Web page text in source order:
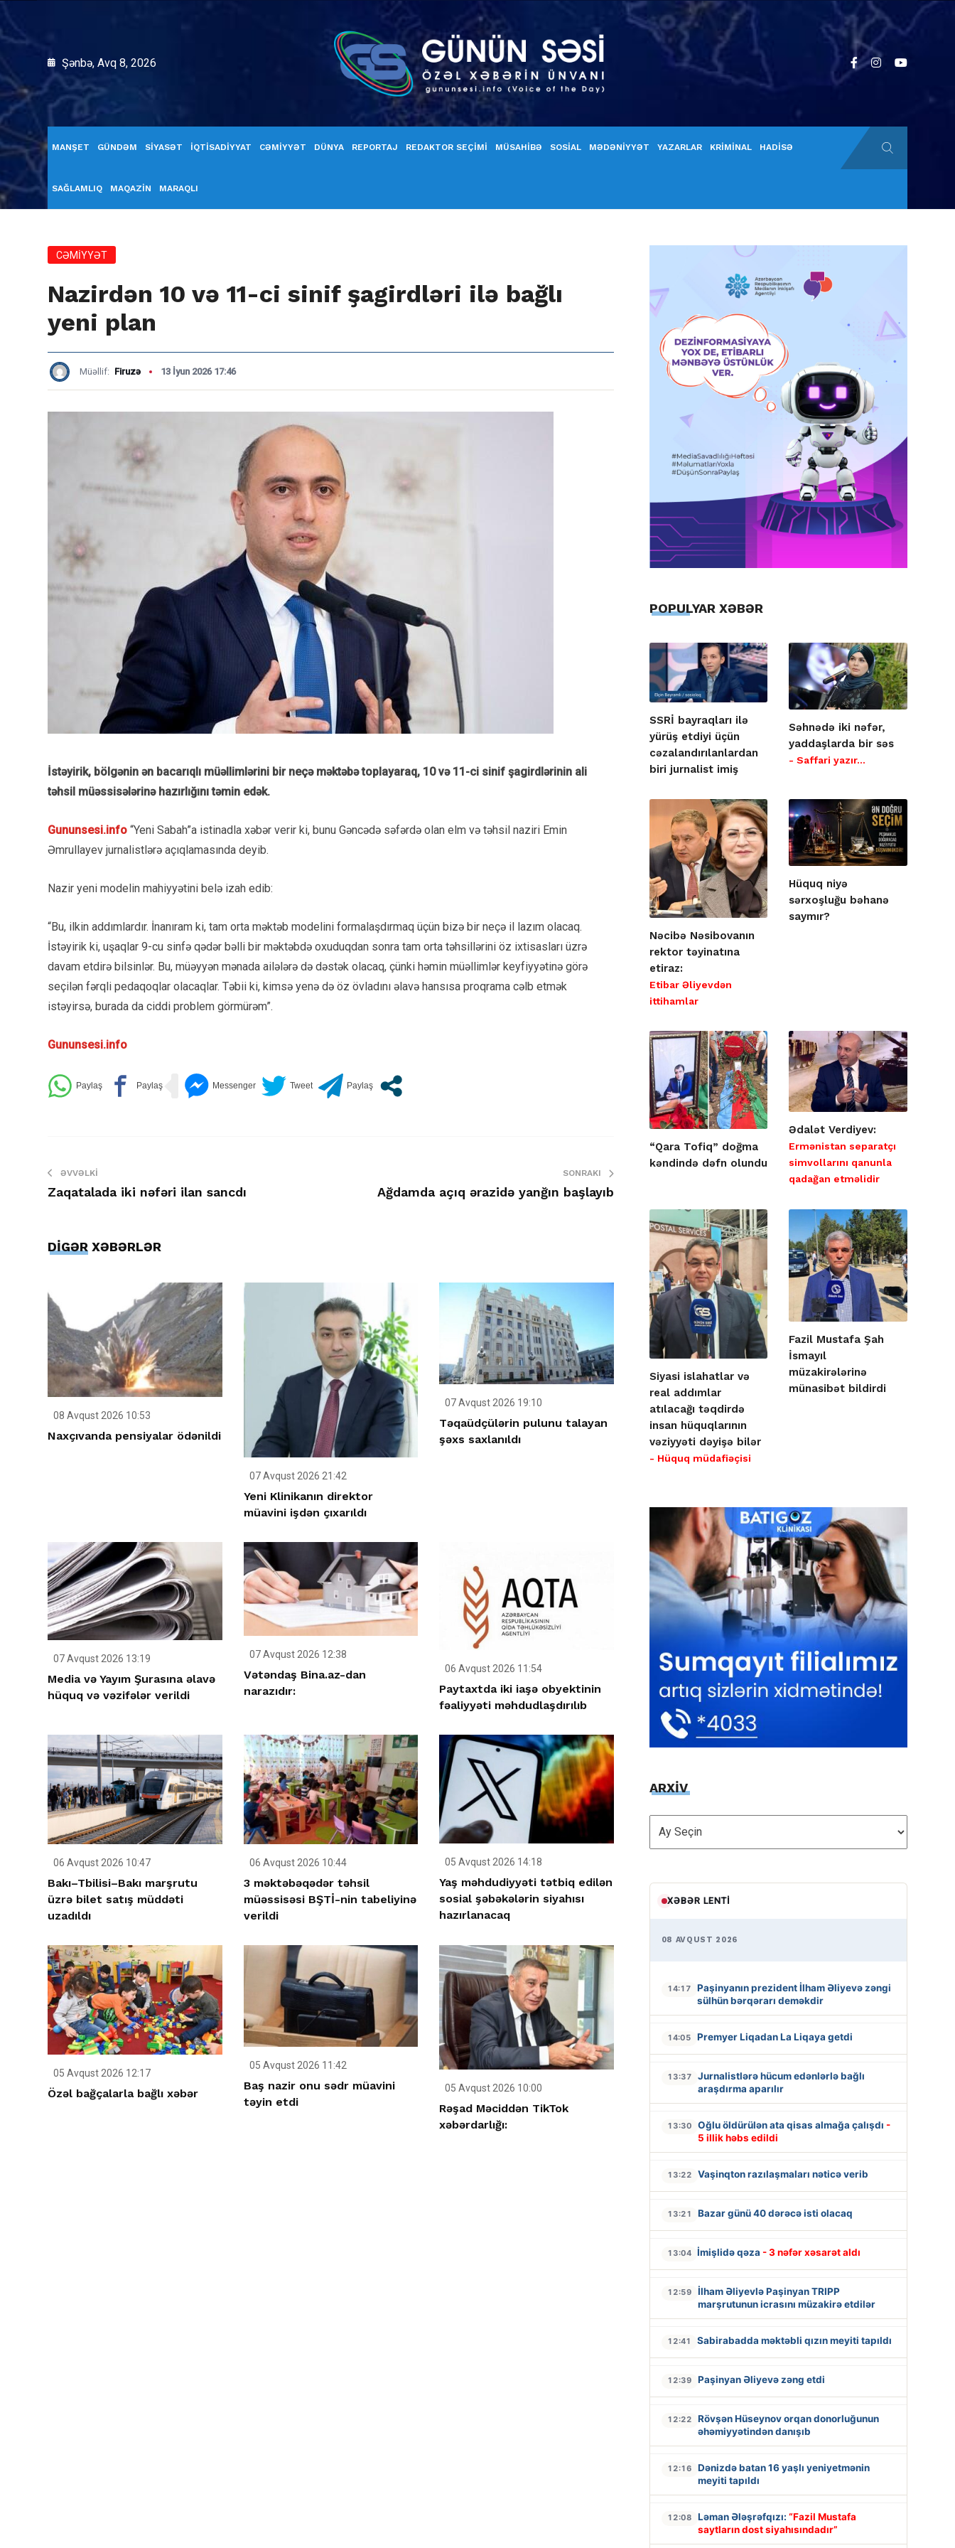
Şənbə, Avq 8, 2026
MANŞET GÜNDƏM SİYASƏT İQTİSADİYYAT CƏMİYYƏT DÜNYA REPORTAJ REDAKTOR SEÇİMİ MÜSAHİBƏ SOSİAL MƏDƏNİYYƏT YAZARLAR KRİMİNAL HADİSƏ
SAĞLAMLIQ MAQAZİN MARAQLI
CƏMİYYƏT
Nazirdən 10 və 11-ci sinif şagirdləri ilə bağlı
yeni plan
Müəllif: Firuzə 13 İyun 2026 17:46
İstəyirik, bölgənin ən bacarıqlı müəllimlərini bir neçə məktəbə toplayaraq, 10 və 11-ci sinif şagirdlərinin ali
təhsil müəssisələrinə hazırlığını təmin edək.
Gununsesi.info “Yeni Sabah”a istinadla xəbər verir ki, bunu Gəncədə səfərdə olan elm və təhsil naziri Emin
Əmrullayev jurnalistlərə açıqlamasında deyib.
Nazir yeni modelin mahiyyətini belə izah edib:
“Bu, ilkin addımlardır. İnanıram ki, tam orta məktəb modelini formalaşdırmaq üçün bizə bir neçə il lazım olacaq.
İstəyirik ki, uşaqlar 9-cu sinfə qədər bəlli bir məktəbdə oxuduqdan sonra tam orta təhsillərini öz ixtisasları üzrə
davam etdirə bilsinlər. Bu, müəyyən mənada ailələrə də dəstək olacaq, çünki həmin müəllimlər keyfiyyətinə görə
seçilən fərqli pedaqoqlar olacaqlar. Təbii ki, kimsə yenə də öz övladını əlavə hansısa proqrama cəlb etmək
istəyirsə, burada da ciddi problem görmürəm”.
Gununsesi.info
ƏVVƏLKI
Zaqatalada iki nəfəri ilan sancdı
SONRAKI
Ağdamda açıq ərazidə yanğın başlayıb
DİGƏR XƏBƏRLƏR
08 Avqust 2026 10:53
Naxçıvanda pensiyalar ödənildi
07 Avqust 2026 21:42
Yeni Klinikanın direktor
müavini işdən çıxarıldı
07 Avqust 2026 19:10
Təqaüdçülərin pulunu talayan
şəxs saxlanıldı
07 Avqust 2026 13:19
Media və Yayım Şurasına əlavə
hüquq və vəzifələr verildi
07 Avqust 2026 12:38
Vətəndaş Bina.az-dan
narazıdır:
06 Avqust 2026 11:54
Paytaxtda iki iaşə obyektinin
fəaliyyəti məhdudlaşdırılıb
06 Avqust 2026 10:47
Bakı–Tbilisi–Bakı marşrutu
üzrə bilet satış müddəti
uzadıldı
06 Avqust 2026 10:44
3 məktəbəqədər təhsil
müəssisəsi BŞTİ-nin tabeliyinə
verildi
05 Avqust 2026 14:18
Yaş məhdudiyyəti tətbiq edilən
sosial şəbəkələrin siyahısı
hazırlanacaq
05 Avqust 2026 12:17
Özəl bağçalarla bağlı xəbər
05 Avqust 2026 11:42
Baş nazir onu sədr müavini
təyin etdi
05 Avqust 2026 10:00
Rəşad Məciddən TikTok
xəbərdarlığı:
POPULYAR XƏBƏR
SSRİ bayraqları ilə
yürüş etdiyi üçün
cəzalandırılanlardan
biri jurnalist imiş
Səhnədə iki nəfər,
yaddaşlarda bir səs
- Saffari yazır…
Nəcibə Nəsibovanın
rektor təyinatına
etiraz:
Etibar Əliyevdən
ittihamlar
Hüquq niyə
sərxoşluğu bəhanə
saymır?
“Qara Tofiq” doğma
kəndində dəfn olundu
Ədalət Verdiyev:
Ermənistan separatçı
simvollarını qanunla
qadağan etməlidir
Siyasi islahatlar və
real addımlar
atılacağı təqdirdə
insan hüquqlarının
vəziyyəti dəyişə bilər
- Hüquq müdafiəçisi
Fazil Mustafa Şah
İsmayıl
müzakirələrinə
münasibət bildirdi
ARXİV
ARXİV
XƏBƏR LENTI
08 AVQUST 2026
14:17
Paşinyanın prezident İlham Əliyevə zəngi
sülhün bərqərarı deməkdir
14:05 Premyer Liqadan La Liqaya getdi
13:37
Jurnalistlərə hücum edənlərlə bağlı
araşdırma aparılır
13:30 Oğlu öldürülən ata qisas almağa çalışdı -
5 illik həbs edildi
13:22 Vaşinqton razılaşmaları nəticə verib
13:21 Bazar günü 40 dərəcə isti olacaq
13:04 İmişlidə qəza - 3 nəfər xəsarət aldı
12:59
İlham Əliyevlə Paşinyan TRIPP
marşrutunun icrasını müzakirə etdilər
12:41 Sabirabadda məktəbli qızın meyiti tapıldı
12:39 Paşinyan Əliyevə zəng etdi
12:22
Rövşən Hüseynov orqan donorluğunun
əhəmiyyətindən danışıb
12:16
Dənizdə batan 16 yaşlı yeniyetmənin
meyiti tapıldı
12:08 Ləman Ələşrəfqızı: “Fazil Mustafa
saytların dost siyahısındadır”